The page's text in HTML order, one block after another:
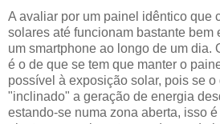
A avaliar por um painel idêntico que
solares até funcionam bastante bem
um smartphone ao longo de um dia.
é o de que se tem que manter o
possível à exposição solar, pois se
"inclinado" a geração de energia
estando-se numa zona aberta, isso